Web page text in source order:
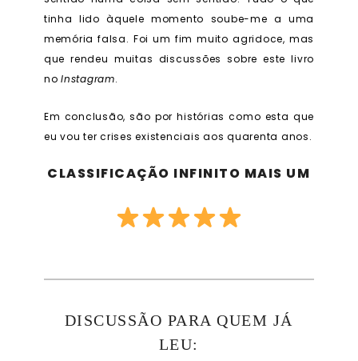
tinha lido àquele momento soube-me a uma
memória falsa. Foi um fim muito agridoce, mas
que rendeu muitas discussões sobre este livro
noInstagram.
Em conclusão, são por histórias como esta que
eu vou ter crises existenciais aos quarenta anos.
CLASSIFICAÇÃO INFINITO MAIS UM
DISCUSSÃO PARA QUEM JÁ
LEU: